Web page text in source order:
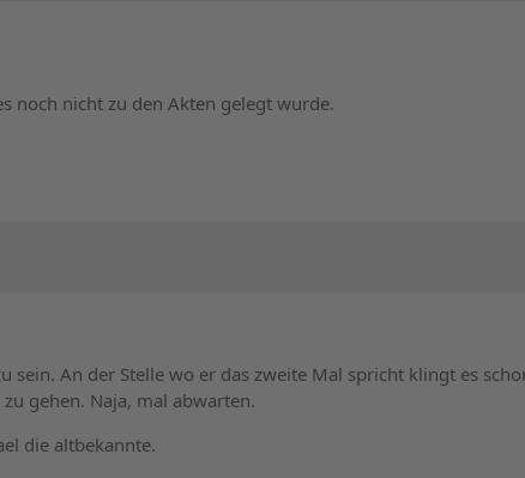
noch nicht zu den Akten gelegt wurde.
sein. An der Stelle wo er das zweite Mal spricht klingt es
gehen. Naja, mal abwarten.
die altbekannte.